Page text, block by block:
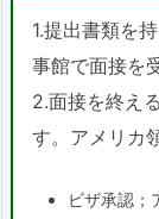
1.提出書類を
事館で面接を
2.面接を終え
す。アメリカ
ビザ承認；